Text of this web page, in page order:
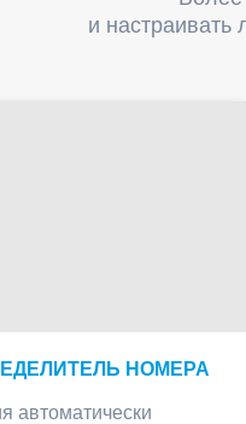
и
НОМЕРА
автоматически